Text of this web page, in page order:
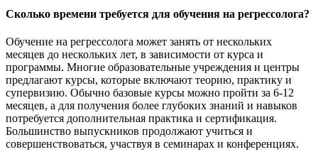
Сколько времени требуется для обучения на регрессолога?
Обучение на регрессолога может занять от нескольких
месяцев до нескольких лет, в зависимости от курса и
программы. Многие образовательные учреждения и центры
предлагают курсы, которые включают теорию, практику и
супервизию. Обычно базовые курсы можно пройти за 6-12
месяцев, а для получения более глубоких знаний и навыков
потребуется дополнительная практика и сертификация.
Большинство выпускников продолжают учиться и
совершенствоваться, участвуя в семинарах и конференциях.